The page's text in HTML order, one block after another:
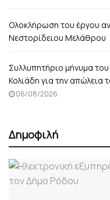
Ολοκλήρωση του έργου
Νεστορίδειου Μελάθρου
Συλλυπητήριο μήνυμα
Κολιάδη για την
06/08/2026
Δημοφιλή